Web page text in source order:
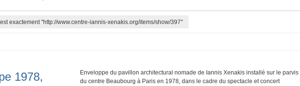
exactement "http://www.centre-iannis-xenakis.org/items/show/397"
1978,
Enveloppe du pavillon architectural nomade de Iannis Xenakis installé sur le parvis
du centre Beaubourg à Paris en 1978, dans le cadre du spectacle et concert